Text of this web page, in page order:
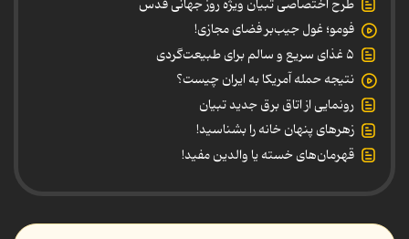
طرح اختصاصی تبیان ویژه روز جهانی قدس
فومو؛ غول جیب‌بر فضای مجازی!
۵ غذای سریع و سالم برای طبیعت‌گردی
نتیجه حمله آمریکا به ایران چیست؟
رونمایی از اتاق برق جدید تبیان
زهرهای پنهان خانه را بشناسید!
قهرمان‌های خسته یا والدین مفید!